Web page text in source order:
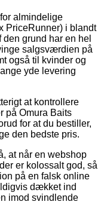
almindelige
PriceRunner) i blandt
grund har en hel
salgsværdien på
også til kvinder og
yde levering
at kontrollere
på Omura Baits
for at du bestiller,
den bedste pris.
at når en webshop
er kolossalt god, så
på en falsk online
dækket ind
imod svindlende